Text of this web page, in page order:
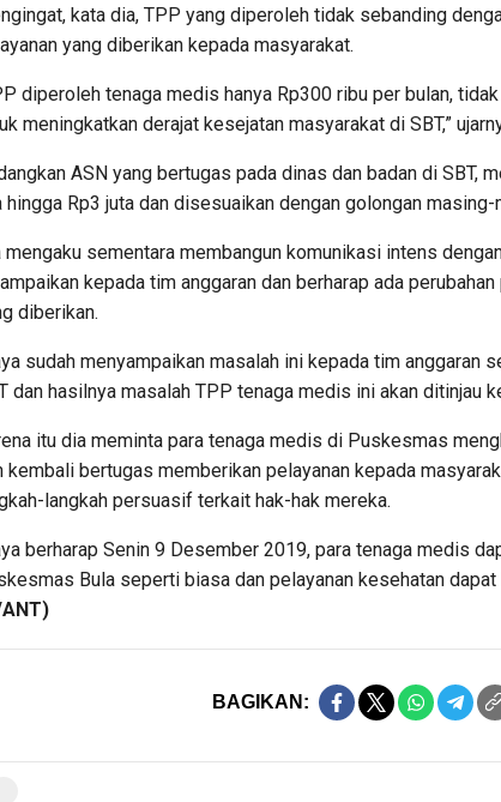
kata dia, TPP yang diperoleh tidak sebanding
yang diberikan kepada masyarakat.
diperoleh tenaga medis hanya Rp300 ribu per bulan,
meningkatkan derajat kesejatan masyarakat di SBT,”
ASN yang bertugas pada dinas dan badan di SBT,
hingga Rp3 juta dan disesuaikan dengan golongan masing-
mengaku sementara membangun komunikasi intens
kepada tim anggaran dan berharap ada
diberikan.
sudah menyampaikan masalah ini kepada tim anggaran
dan hasilnya masalah TPP tenaga medis ini akan ditinjau
itu dia meminta para tenaga medis di Puskesmas
kembali bertugas memberikan pelayanan kepada
langkah persuasif terkait hak-hak mereka.
berharap Senin 9 Desember 2019, para tenaga medis
Bula seperti biasa dan pelayanan kesehatan dapat
BAGIKAN: